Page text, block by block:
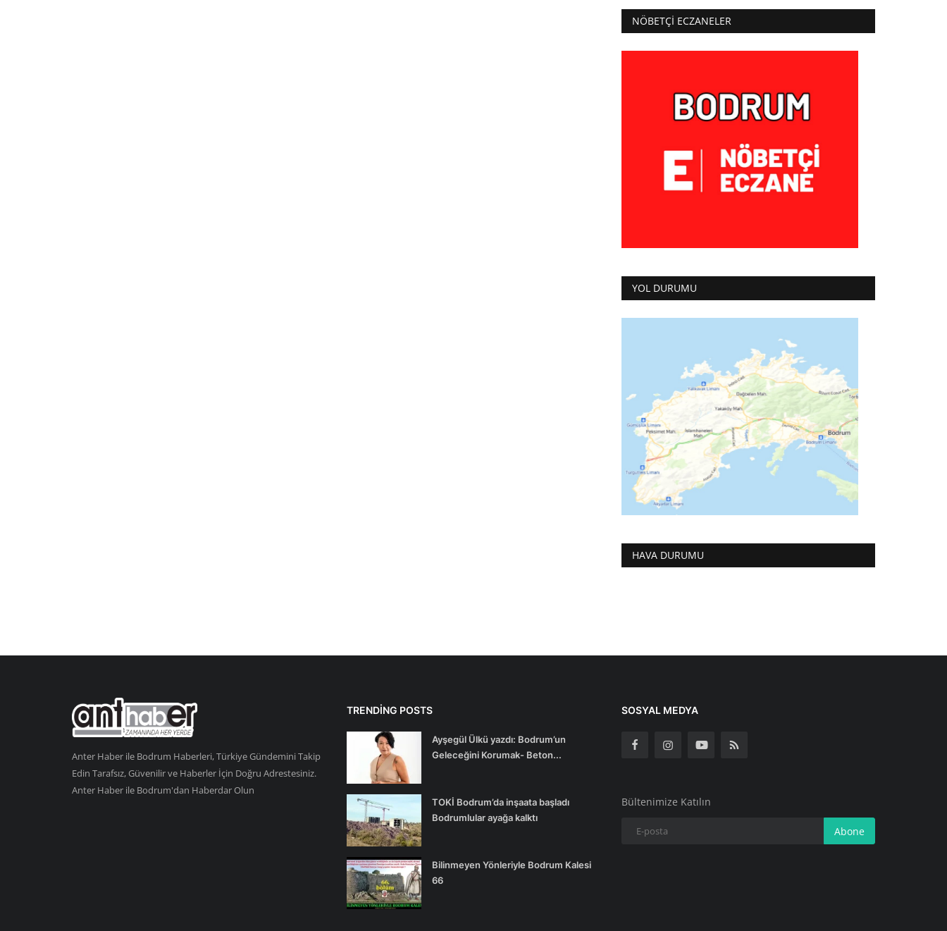
NÖBETÇI ECZANELER
YOL DURUMU
HAVA DURUMU
Anter Haber ile Bodrum Haberleri, Türkiye Gündemini Takip
Edin Tarafsız, Güvenilir ve Haberler İçin Doğru Adrestesiniz.
Anter Haber ile Bodrum'dan Haberdar Olun
TRENDING POSTS
Ayşegül Ülkü yazdı: Bodrum’un
Geleceğini Korumak- Beton...
TOKİ Bodrum’da inşaata başladı
Bodrumlular ayağa kalktı
Bilinmeyen Yönleriyle Bodrum Kalesi
66
SOSYAL MEDYA
Bültenimize Katılın
Abone